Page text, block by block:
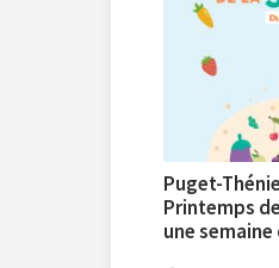
Puget-
Printemps
une semaine